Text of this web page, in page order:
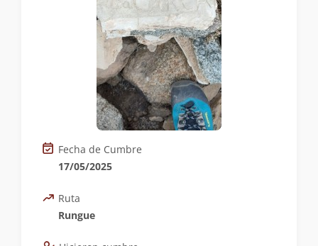
Fecha de Cumbre
17/05/2025
Ruta
Rungue